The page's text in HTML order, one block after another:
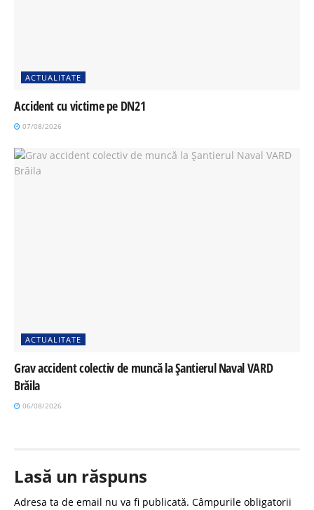
ACTUALITATE
Accident cu victime pe DN21
07/08/2026
ACTUALITATE
Grav accident colectiv de muncă la Șantierul Naval VARD
Brăila
06/08/2026
Lasă un răspuns
Adresa ta de email nu va fi publicată. Câmpurile obligatorii